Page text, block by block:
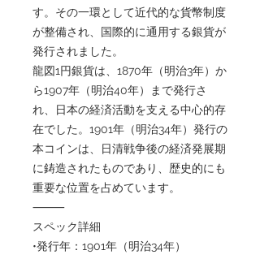
す。その一環として近代的な貨幣制度
が整備され、国際的に通用する銀貨が
発行されました。
龍図1円銀貨は、1870年（明治3年）か
ら1907年（明治40年）まで発行さ
れ、日本の経済活動を支える中心的存
在でした。1901年（明治34年）発行の
本コインは、日清戦争後の経済発展期
に鋳造されたものであり、歴史的にも
重要な位置を占めています。
⸻
スペック詳細
•発行年：1901年（明治34年）